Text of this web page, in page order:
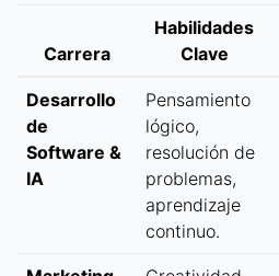
Carrera
Habilidades
Clave
Desarrollo
de
Software &
IA
Pensamiento
lógico,
resolución de
problemas,
aprendizaje
continuo.